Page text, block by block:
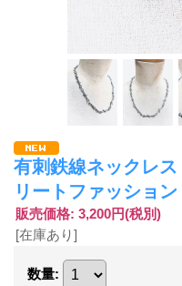
有刺鉄線ネック
リートファッション
販売価格: 3,200円(税別)
[在庫あり]
数量: